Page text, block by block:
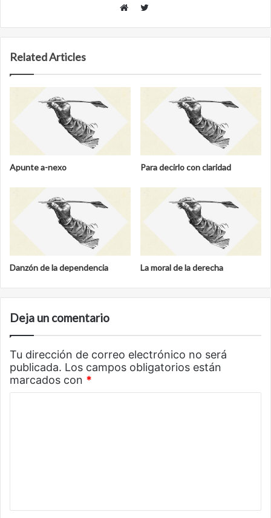
Twitter
Related Articles
Apunte a-nexo Para decirlo con claridad
Danzón de la dependencia La moral de la derecha
Deja un comentario
Tu dirección de correo electrónico no será
publicada. Los campos obligatorios están
marcados con *
a